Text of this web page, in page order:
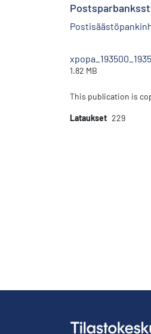
1.82 MB
This publication is
Lataukset 229